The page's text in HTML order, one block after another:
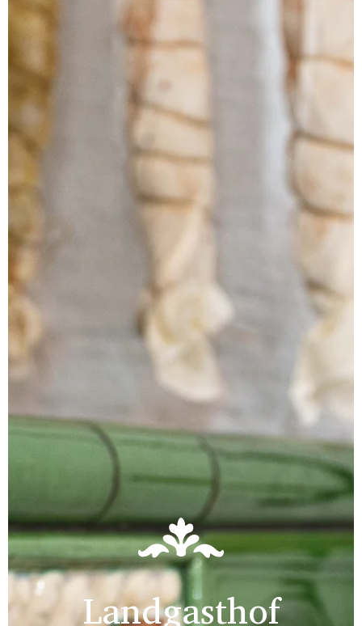
Landgasthof